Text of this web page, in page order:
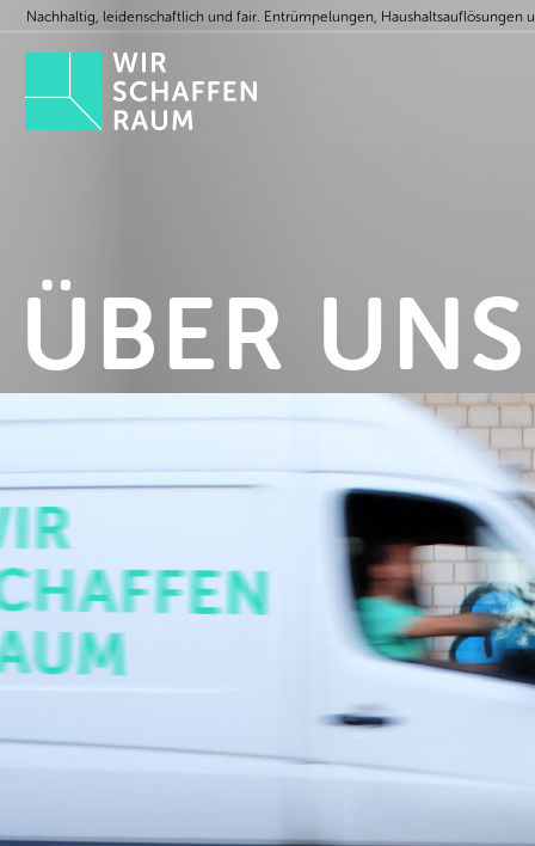
Nachhaltig, leidenschaftlich und fair. Entrümpelungen, Haushaltsauflösungen
ÜBER UNS